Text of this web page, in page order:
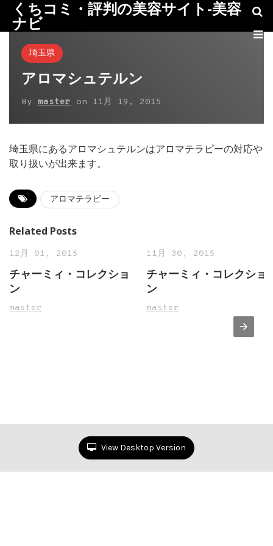
くちコミ・評判の美容サイト-美容
ナビ
埼玉県
アロマシュテルン
By master on 11月 19, 2015
埼玉県にあるアロマシュテルンはアロマテラピーの対応や
取り扱いが出来ます。
アロマテラピー
Related Posts
12月 01, 2015
チャーミィ・コレクショ
ン
master
11月 30, 2015
チャーミィ・コレクショ
ン
master
View Desktop Version